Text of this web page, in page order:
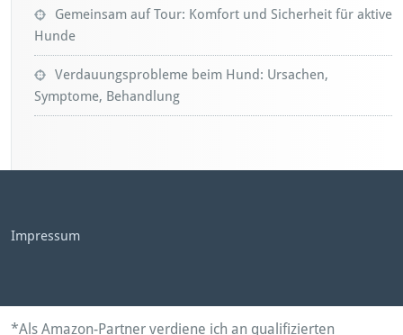
Gemeinsam auf Tour: Komfort und Sicherheit für aktive
Hunde
Verdauungsprobleme beim Hund: Ursachen,
Symptome, Behandlung
Impressum
*Als Amazon-Partner verdiene ich an qualifizierten